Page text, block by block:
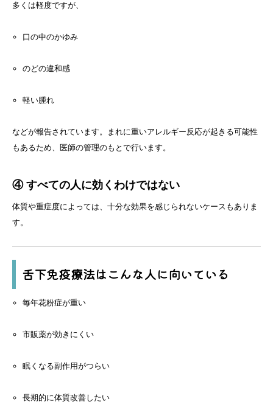
多くは軽度ですが、
口の中のかゆみ
のどの違和感
軽い腫れ
などが報告されています。まれに重いアレルギー反応が起きる可能性
もあるため、医師の管理のもとで行います。
④ すべての人に効くわけではない
体質や重症度によっては、十分な効果を感じられないケースもありま
す。
舌下免疫療法はこんな人に向いている
毎年花粉症が重い
市販薬が効きにくい
眠くなる副作用がつらい
長期的に体質改善したい